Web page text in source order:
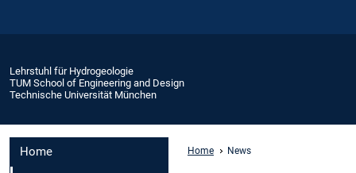
Lehrstuhl für Hydrogeologie
TUM School of Engineering and Design
Technische Universität München
Home Home News